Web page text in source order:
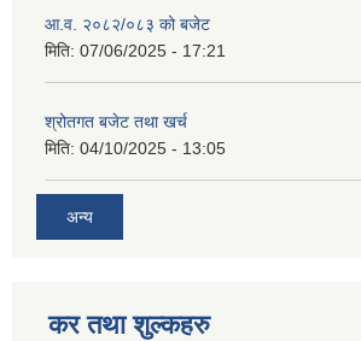
आ.व. २०८२/०८३ को बजेट
मिति: 07/06/2025 - 17:21
श्रोतगत बजेट तथा खर्च
मिति: 04/10/2025 - 13:05
अन्य
कर तथा शुल्कहरु